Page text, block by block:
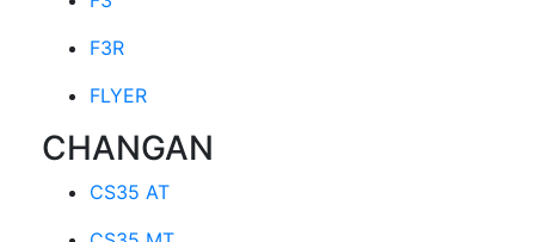
F3R
FLYER
CHANGAN
CS35 AT